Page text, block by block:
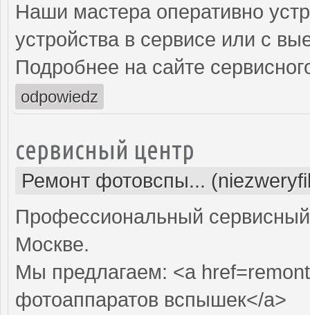
Наши мастера оперативно
устройства в сервисе или с
Подробнее на сайте
odpowiedz
сервисный центр
Ремонт фотовспы...
Профессиональный
Москве.
Мы предлагаем: <a
фотоаппаратов вспышек</a>